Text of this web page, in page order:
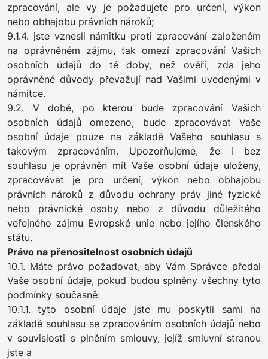
zpracování, ale vy je požadujete pro určení, výkon
nebo obhajobu právních nároků;
9.1.4. jste vznesli námitku proti zpracování založeném
na oprávněném zájmu, tak omezí zpracování Vašich
osobních údajů do té doby, než ověří, zda jeho
oprávněné důvody převažují nad Vašimi uvedenými v
námitce.
9.2. V době, po kterou bude zpracování Vašich
osobních údajů omezeno, bude zpracovávat Vaše
osobní údaje pouze na základě Vašeho souhlasu s
takovým zpracováním. Upozorňujeme, že i bez
souhlasu je oprávněn mít Vaše osobní údaje uloženy,
zpracovávat je pro určení, výkon nebo obhajobu
právních nároků z důvodu ochrany práv jiné fyzické
nebo právnické osoby nebo z důvodu důležitého
veřejného zájmu Evropské unie nebo jejího členského
státu.
Právo na přenositelnost osobních údajů
10.1. Máte právo požadovat, aby Vám Správce předal
Vaše osobní údaje, pokud budou splněny všechny tyto
podmínky současně:
10.1.1. tyto osobní údaje jste mu poskytli sami na
základě souhlasu se zpracováním osobních údajů nebo
v souvislosti s plněním smlouvy, jejíž smluvní stranou
jste a